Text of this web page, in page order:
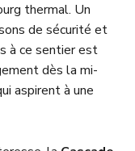
thermal. Un
de sécurité et
à ce sentier est
dès la mi-
aspirent à une